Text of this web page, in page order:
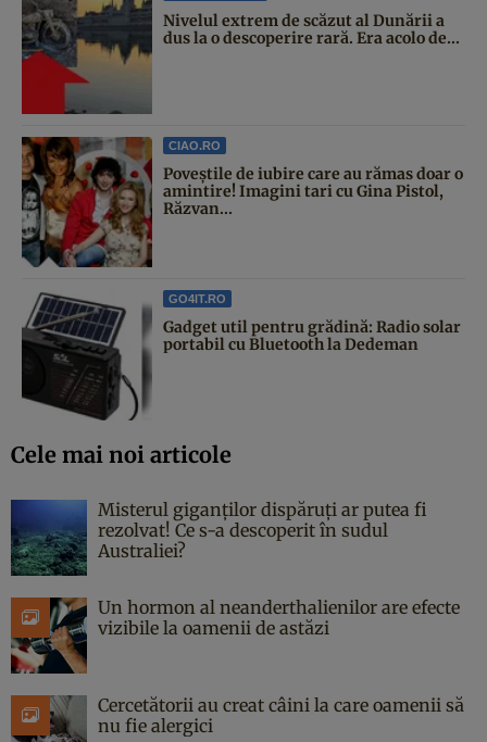
Nivelul extrem de scăzut al Dunării a
dus la o descoperire rară. Era acolo de...
CIAO.RO
Poveştile de iubire care au rămas doar o
amintire! Imagini tari cu Gina Pistol,
Răzvan...
GO4IT.RO
Gadget util pentru grădină: Radio solar
portabil cu Bluetooth la Dedeman
Cele mai noi articole
Misterul giganților dispăruți ar putea fi
rezolvat! Ce s-a descoperit în sudul
Australiei?
Un hormon al neanderthalienilor are efecte
vizibile la oamenii de astăzi
Cercetătorii au creat câini la care oamenii să
nu fie alergici